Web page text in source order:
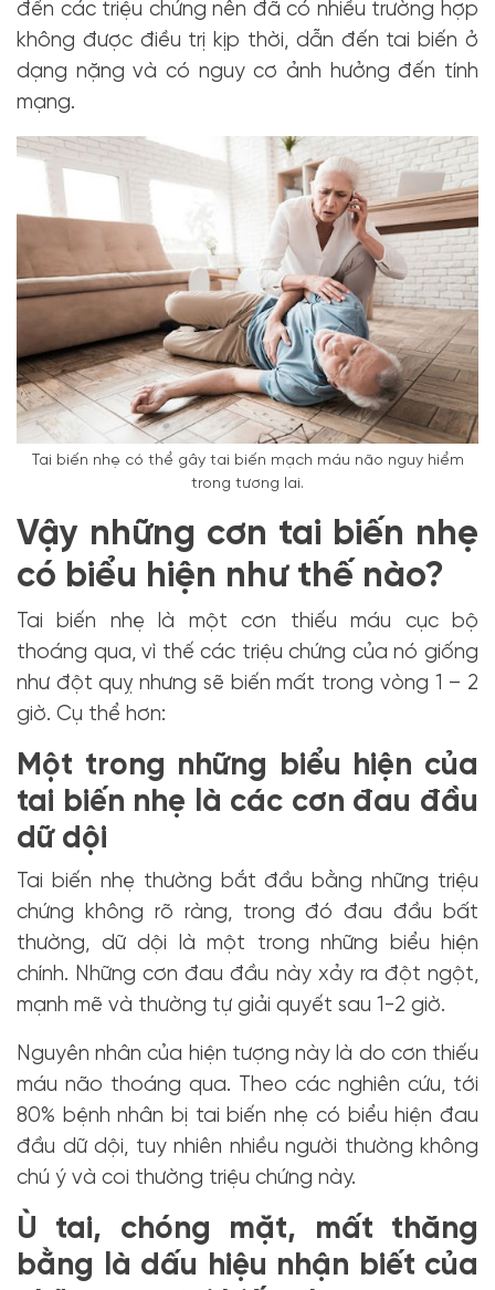
đến các triệu chứng nên đã có nhiều trường hợp
không được điều trị kịp thời, dẫn đến tai biến ở
dạng nặng và có nguy cơ ảnh hưởng đến tính
mạng.
Tai biến nhẹ có thể gây tai biến mạch máu não nguy hiểm
trong tương lai.
Vậy những cơn tai biến nhẹ
có biểu hiện như thế nào?
Tai biến nhẹ là một cơn thiếu máu cục bộ
thoáng qua, vì thế các triệu chứng của nó giống
như đột quỵ nhưng sẽ biến mất trong vòng 1 – 2
giờ. Cụ thể hơn:
Một trong những biểu hiện của
tai biến nhẹ là các cơn đau đầu
dữ dội
Tai biến nhẹ thường bắt đầu bằng những triệu
chứng không rõ ràng, trong đó đau đầu bất
thường, dữ dội là một trong những biểu hiện
chính. Những cơn đau đầu này xảy ra đột ngột,
mạnh mẽ và thường tự giải quyết sau 1-2 giờ.
Nguyên nhân của hiện tượng này là do cơn thiếu
máu não thoáng qua. Theo các nghiên cứu, tới
80% bệnh nhân bị tai biến nhẹ có biểu hiện đau
đầu dữ dội, tuy nhiên nhiều người thường không
chú ý và coi thường triệu chứng này.
Ù tai, chóng mặt, mất thăng
bằng là dấu hiệu nhận biết của